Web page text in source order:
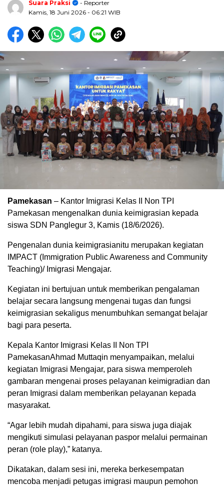
Suara Praksi
- Reporter
Kamis, 18 Juni 2026 - 06:21 WIB
Pamekasan – Kantor Imigrasi Kelas II Non TPI
Pamekasan mengenalkan dunia keimigrasian kepada
siswa SDN Panglegur 3, Kamis (18/6/2026).
Pengenalan dunia keimigrasianitu merupakan kegiatan
IMPACT (Immigration Public Awareness and Community
Teaching)/ Imigrasi Mengajar.
Kegiatan ini bertujuan untuk memberikan pengalaman
belajar secara langsung mengenai tugas dan fungsi
keimigrasian sekaligus menumbuhkan semangat belajar
bagi para peserta.
Kepala Kantor Imigrasi Kelas II Non TPI
PamekasanAhmad Muttaqin menyampaikan, melalui
kegiatan Imigrasi Mengajar, para siswa memperoleh
gambaran mengenai proses pelayanan keimigradian dan
peran Imigrasi dalam memberikan pelayanan kepada
masyarakat.
“Agar lebih mudah dipahami, para siswa juga diajak
mengikuti simulasi pelayanan paspor melalui permainan
peran (role play),” katanya.
Dikatakan, dalam sesi ini, mereka berkesempatan
mencoba menjadi petugas imigrasi maupun pemohon